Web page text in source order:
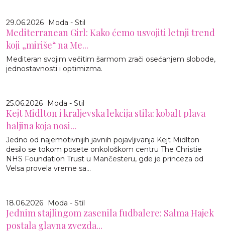
29.06.2026 Moda - Stil
Mediterranean Girl: Kako ćemo usvojiti letnji trend
koji „miriše“ na Me...
Mediteran svojim večitim šarmom zrači osećanjem slobode,
jednostavnosti i optimizma.
25.06.2026 Moda - Stil
Kejt Midlton i kraljevska lekcija stila: kobalt plava
haljina koja nosi...
Jedno od najemotivnijih javnih pojavljivanja Kejt Midlton
desilo se tokom posete onkološkom centru The Christie
NHS Foundation Trust u Mančesteru, gde je princeza od
Velsa provela vreme sa...
18.06.2026 Moda - Stil
Jednim stajlingom zasenila fudbalere: Salma Hajek
postala glavna zvezda...